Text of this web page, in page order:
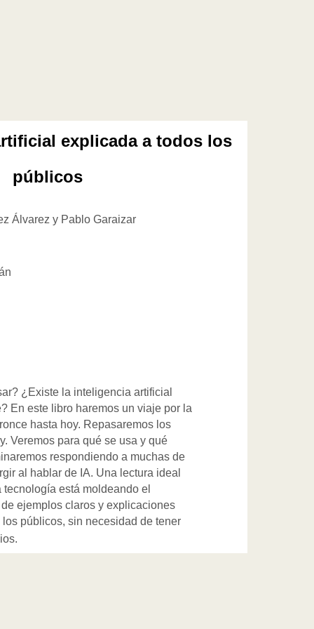
explicada a todos los
públicos
Álvarez y Pablo Garaizar
¿Existe la inteligencia artificial
En este libro haremos un viaje por la
hasta hoy. Repasaremos los
Veremos para qué se usa y qué
respondiendo a muchas de
al hablar de IA. Una lectura ideal
está moldeando el
ejemplos claros y explicaciones
públicos, sin necesidad de tener